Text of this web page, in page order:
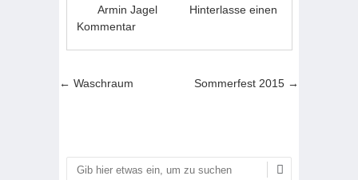
Armin Jagel
Hinterlasse einen
Kommentar
Artikel-Navigation
← Waschraum Sommerfest 2015 →
Suchen